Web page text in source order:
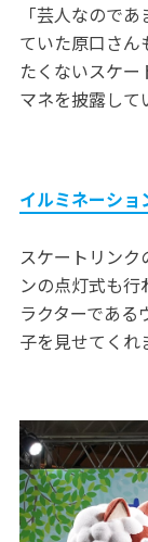
「芸人なので
ていた原口さん
たくないスケ
マネを披露して
イルミネーショ
スケートリンク
ンの点灯式も
ラクターであ
子を見せてくれ